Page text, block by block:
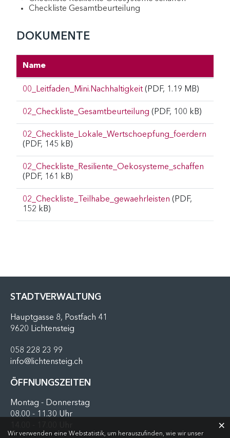
Checkliste Gesamtbeurteilung
DOKUMENTE
Name
00_Leitfaden_Mini.Nachhaltigkeit (PDF, 1.19 MB)
02_Checkliste_Gesamtbeurteilung (PDF, 100 kB)
02_Checkliste_Lokale_Wertschoepfung_foerdern
(PDF, 145 kB)
02_Checkliste_Resiliente_Oekosysteme_schaffen
(PDF, 161 kB)
02_Checkliste_Teilhabe_gewaehrleisten (PDF,
152 kB)
STADTVERWALTUNG
Hauptgasse 8, Postfach 41
9620 Lichtensteig
058 228 23 99
info@lichtensteig.ch
ÖFFNUNGSZEITEN
Montag - Donnerstag
08.00 - 11.30 Uhr
Webstatistik
Wir verwenden eine Webstatistik, um herauszufinden, wie wir unser
×